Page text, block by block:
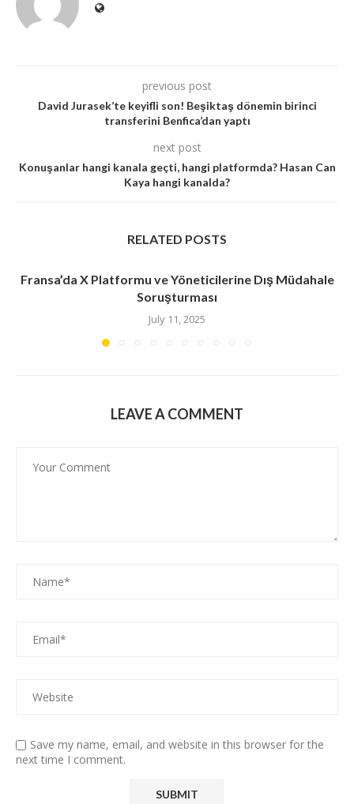
previous post
David Jurasek’te keyifli son! Beşiktaş dönemin birinci
transferini Benfica’dan yaptı
next post
Konuşanlar hangi kanala geçti, hangi platformda? Hasan Can
Kaya hangi kanalda?
RELATED POSTS
Fransa’da X Platformu ve Yöneticilerine Dış Müdahale
Soruşturması
July 11, 2025
LEAVE A COMMENT
Save my name, email, and website in this browser for the
next time I comment.